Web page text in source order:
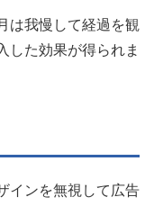
は我慢して経過を観
した効果が得られま
インを無視して広告